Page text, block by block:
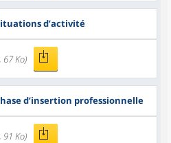
d’activité
67 Ko)
d’insertion professionnelle
91 Ko)